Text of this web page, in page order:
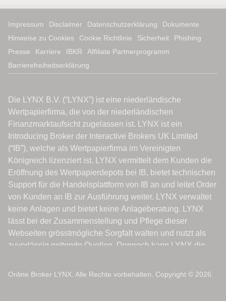
Impressum Disclaimer Datenschutzerklärung
Dokumente
Hinweise zu Cookies
Cookie Richtlinie Sicherheit
Phishing
Presse
Karriere IBKR
Affiliate Partnerprogramm
Barrierefreiheitserklärung
Online Broker LYNX. Alle Rechte vorbehalten. Copyright © 2026.